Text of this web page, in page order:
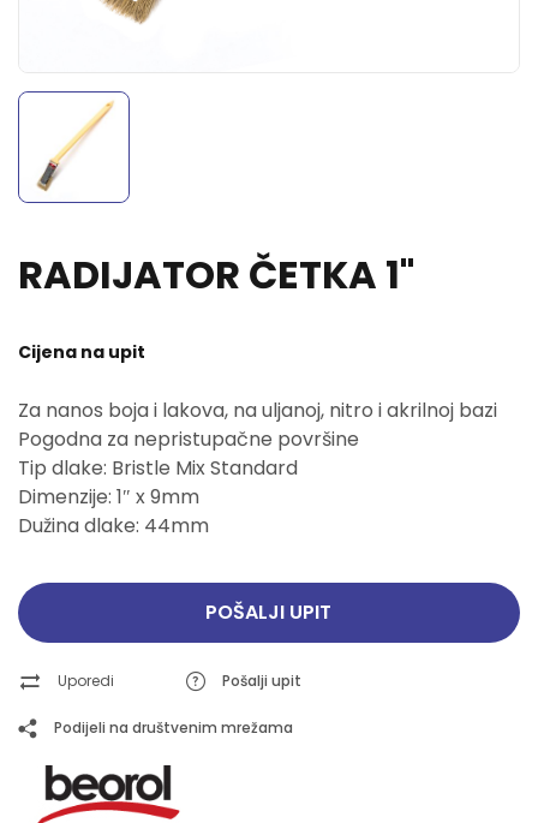
RADIJATOR ČETKA 1"
Cijena na upit
Za nanos boja i lakova, na uljanoj, nitro i akrilnoj bazi
Pogodna za nepristupačne površine
Tip dlake: Bristle Mix Standard
Dimenzije: 1″ x 9mm
Dužina dlake: 44mm
POŠALJI UPIT
Uporedi Pošalji upit
Podijeli na društvenim mrežama